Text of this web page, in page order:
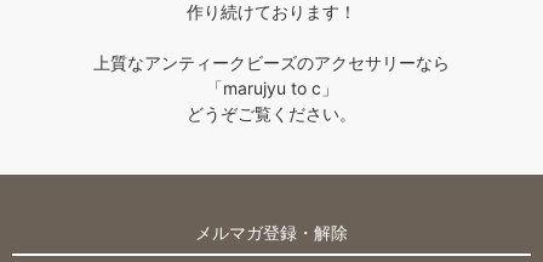
作り続けております！
上質なアンティークビーズのアクセサリーなら
「marujyu to c」
どうぞご覧ください。
メルマガ登録・解除